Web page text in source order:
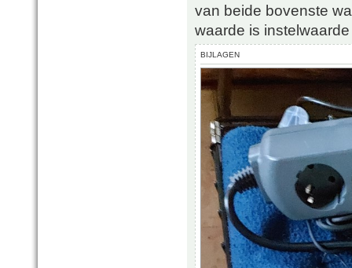
van beide bovenste
waarde is
BIJLAGEN